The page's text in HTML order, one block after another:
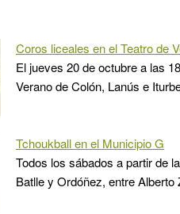
Coros liceales en el Teatro de
El jueves 20 de octubre a las
Verano de Colón, Lanús e
Tchoukball en el Municipio G
Todos los sábados a partir de
Batlle y Ordóñez, entre Alberto